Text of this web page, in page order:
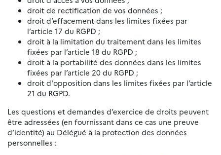
droit de rectification de vos données ;
droit d’effacement dans les limites fixées par
l’article 17 du RGPD ;
droit à la limitation du traitement dans les limites
fixées par l’article 18 du RGPD ;
droit à la portabilité des données dans les limites
fixées par l’article 20 du RGPD ;
droit d'opposition dans les limites fixées par l’article
21 du RGPD.
Les questions et demandes d’exercice de droits peuvent
être adressées (en fournissant dans ce cas une preuve
d’identité) au Délégué à la protection des données
personnelles :